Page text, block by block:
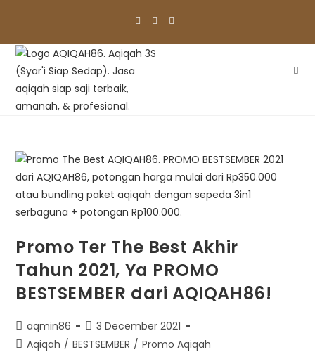
content
Promo Ter The Best Akhir
Tahun 2021, Ya PROMO
BESTSEMBER dari AQIQAH86!
Post
author:
aqmin86
Post
published:
3 December 2021
PostAqiqah / BESTSEMBER / Promo Aqiqah